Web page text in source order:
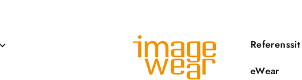
Referenssit
eWear